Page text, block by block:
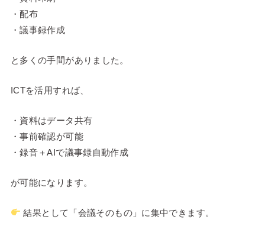
・配布
・議事録作成
と多くの手間がありました。
ICTを活用すれば、
・資料はデータ共有
・事前確認が可能
・録音＋AIで議事録自動作成
が可能になります。
結果として「会議そのもの」に集中できます。